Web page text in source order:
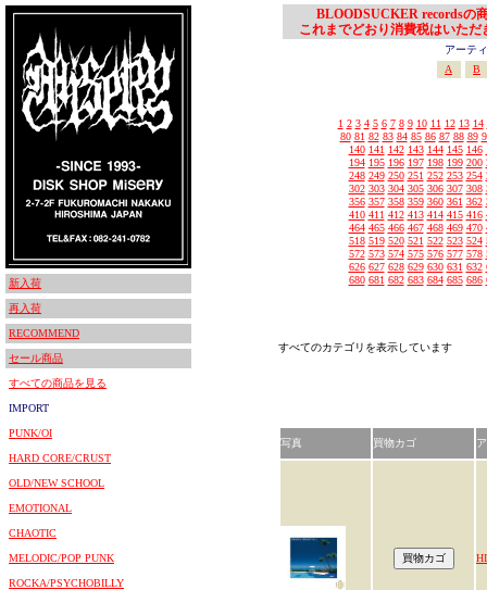
新入荷
再入荷
RECOMMEND
セール商品
すべての商品を見る
IMPORT
PUNK/OI
HARD CORE/CRUST
OLD/NEW SCHOOL
EMOTIONAL
CHAOTIC
MELODIC/POP PUNK
ROCKA/PSYCHOBILLY
BLOODSUCKER recordsの
これまでどおり消費税はいただ
アーテ
A
B
1 2 3 4 5 6 7 8 9 10 11 12 13 14
80 81 82 83 84 85 86 87 88 89
140 141 142 143 144 145 146
194 195 196 197 198 199 200
248 249 250 251 252 253 254
302 303 304 305 306 307 308
356 357 358 359 360 361 362
410 411 412 413 414 415 416
464 465 466 467 468 469 470
518 519 520 521 522 523 524
572 573 574 575 576 577 578
626 627 628 629 630 631 632
680 681 682 683 684 685 686
すべてのカテゴリを表示しています
写真 買物カゴ